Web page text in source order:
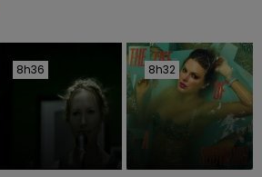
8h36
8h36 8h32
8h32